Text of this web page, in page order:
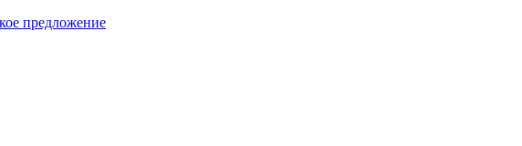
предложение